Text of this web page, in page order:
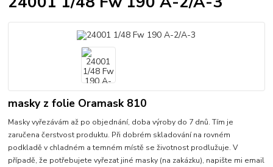
masky z folie Oramask 810
Masky vyřezávám až po objednání, doba výroby do 7 dnů. Tím je
zaručena čerstvost produktu. Při dobrém skladování na rovném
podkladě v chladném a temném místě se životnost prodlužuje. V
případě, že potřebujete vyřezat jiné masky (na zakázku), napište mi email